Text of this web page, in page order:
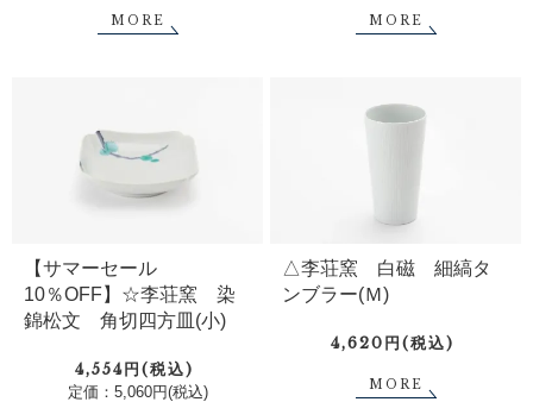
MORE MORE
【サマーセール
10％OFF】☆李荘窯 染
錦松文 角切四方皿(小)
4,554円(税込)
定価：5,060円(税込)
△李荘窯 白磁 細縞タ
ンブラー(Ｍ)
4,620円(税込)
MORE